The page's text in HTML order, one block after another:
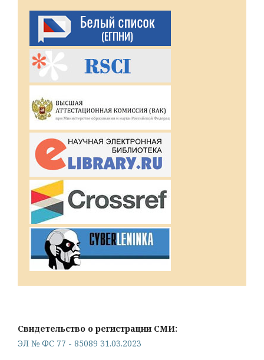
Свидетельство о регистрации СМИ:
ЭЛ № ФС 77 - 85089 31.03.2023